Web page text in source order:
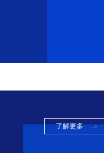
了解更多